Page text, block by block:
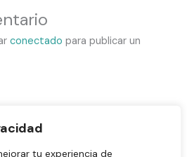
tu experiencia de
conectado para publicar un